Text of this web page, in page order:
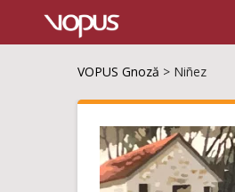
VOPUS Gnoză > Niñez